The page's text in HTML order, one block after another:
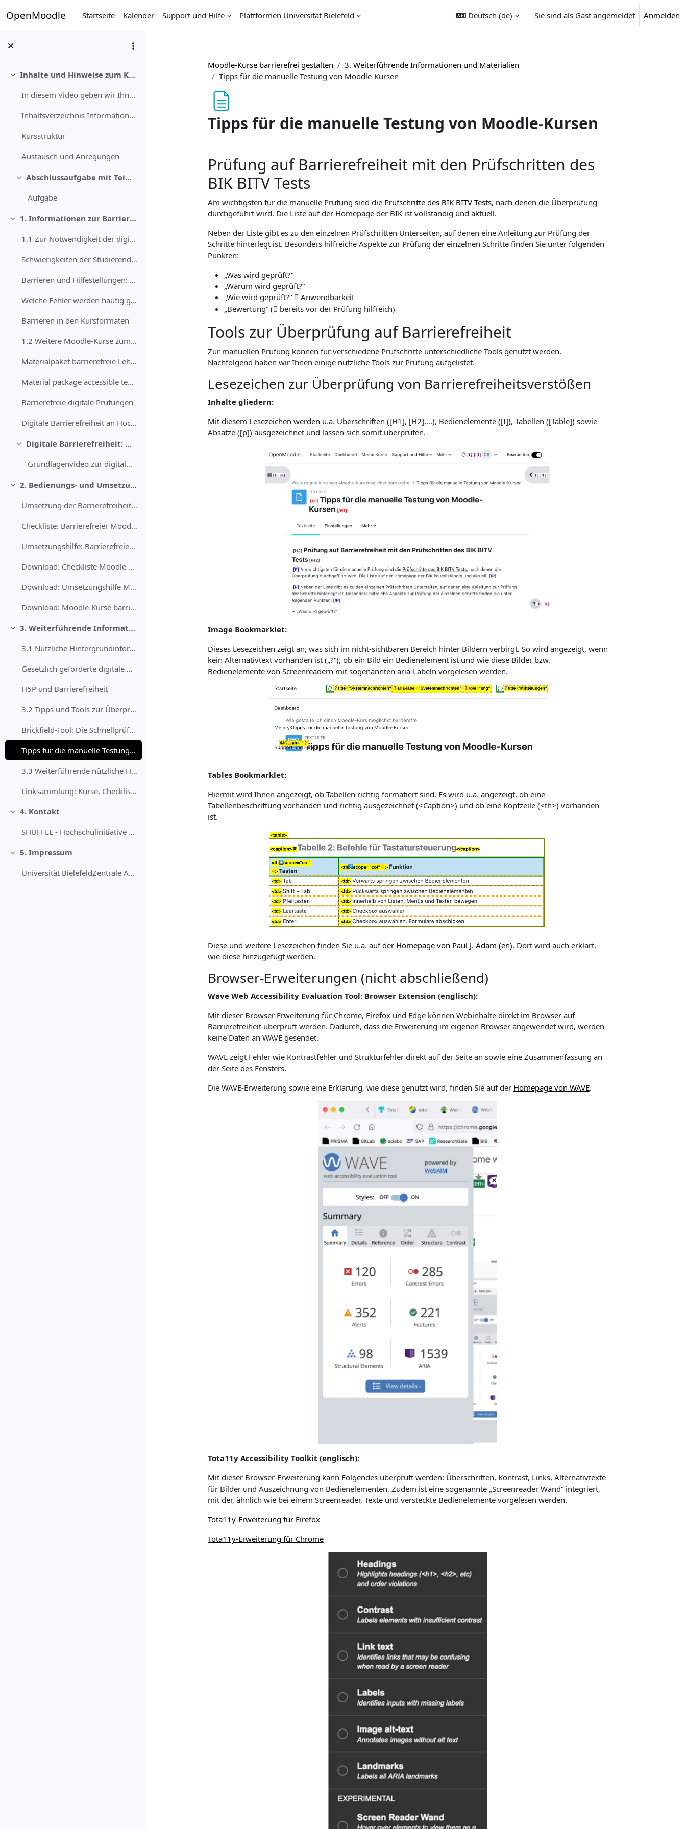
OpenMoodle Startseite Kalender Support und Hilfe Plattformen Universität Bielefeld Deutsch ‎(de)‎ Sie sind als Gast angemeldet Anmelden
Einklappen
Inhalte und Hinweise zum Kurs
In diesem Video geben wir Ihnen einen Überblick üb...
Inhaltsverzeichnis Informationen zur Barrierefreih...
Kursstruktur
Austausch und Anregungen
Einklappen
Abschlussaufgabe mit Teilnahmebescheinigung
Aufgabe
Einklappen
1. Informationen zur Barrierefreiheit in Moodle
1.1 Zur Notwendigkeit der digitalen Barrierefreihe...
Schwierigkeiten der Studierenden mit Moodle
Barrieren und Hilfestellungen: eine Auflistung von Beispielen
Welche Fehler werden häufig gemacht?
Barrieren in den Kursformaten
1.2 Weitere Moodle-Kurse zum Thema digitale Barrie...
Materialpaket barrierefreie Lehre
Material package accessible teaching
Barrierefreie digitale Prüfungen
Digitale Barrierefreiheit an Hochschulen
Einklappen
Digitale Barrierefreiheit: Grundlagen und Anwendungen im Hochschulkontext
Grundlagenvideo zur digitalen Barrierefreiheit
Einklappen
2. Bedienungs- und Umsetzungshilfen
Umsetzung der Barrierefreiheit in Moodle Obwohl Mo...
Checkliste: Barrierefreier Moodle-Kurs
Umsetzungshilfe: Barrierefreier Moodle-Kurs
Download: Checkliste Moodle barrierefrei (Word)
Download: Umsetzungshilfe Moodle barrierefrei (Word)
Download: Moodle-Kurse barrierefrei gestalten - eine Handreichung (PDF)
Einklappen
3. Weiterführende Informationen und Materialien
3.1 Nützliche Hintergrundinformationen In diesem K...
Gesetzlich geforderte digitale Barrierefreiheit
H5P und Barrierefreiheit
3.2 Tipps und Tools zur Überprüfung Über die imple...
Brickfield-Tool: Die Schnellprüfung des eigenen Kurses
Tipps für die manuelle Testung von Moodle-Kursen
3.3 Weiterführende nützliche Hinweise zur Gestaltu...
Linksammlung: Kurse, Checklisten, Leitfäden und Weiteres
Einklappen
4. Kontakt
SHUFFLE - Hochschulinitiative digitale Barrierefre...
Einklappen
5. Impressum
Universität BielefeldZentrale Anlaufstelle Barrier...
Moodle-Kurse barrierefrei gestalten
3. Weiterführende Informationen und Materialien
Tipps für die manuelle Testung von Moodle-Kursen
Tipps für die manuelle Testung von Moodle-Kursen
Prüfung auf Barrierefreiheit mit den Prüfschritten des
BIK BITV Tests
Am wichtigsten für die manuelle Prüfung sind die Prüfschritte des BIK BITV Tests, nach denen die Überprüfung
durchgeführt wird. Die Liste auf der Homepage der BIK ist vollständig und aktuell.
Neben der Liste gibt es zu den einzelnen Prüfschritten Unterseiten, auf denen eine Anleitung zur Prüfung der
Schritte hinterlegt ist. Besonders hilfreiche Aspekte zur Prüfung der einzelnen Schritte finden Sie unter folgenden
Punkten:
„Was wird geprüft?“
„Warum wird geprüft?“
„Wie wird geprüft?“  Anwendbarkeit
„Bewertung“ ( bereits vor der Prüfung hilfreich)
Tools zur Überprüfung auf Barrierefreiheit
Zur manuellen Prüfung können für verschiedene Prüfschritte unterschiedliche Tools genutzt werden.
Nachfolgend haben wir Ihnen einige nützliche Tools zur Prüfung aufgelistet.
Lesezeichen zur Überprüfung von Barrierefreiheitsverstößen
Inhalte gliedern:
Mit diesem Lesezeichen werden u.a. Überschriften ([H1], [H2],...), Bedienelemente ([I]), Tabellen ([Table]) sowie
Absätze ([p]) ausgezeichnet und lassen sich somit überprüfen.
Image Bookmarklet:
Dieses Lesezeichen zeigt an, was sich im nicht-sichtbaren Bereich hinter Bildern verbirgt. So wird angezeigt, wenn
kein Alternativtext vorhanden ist („?“), ob ein Bild ein Bedienelement ist und wie diese Bilder bzw.
Bedienelemente von Screenreadern mit sogenannten aria-Labeln vorgelesen werden.
Tables Bookmarklet:
Hiermit wird Ihnen angezeigt, ob Tabellen richtig formatiert sind. Es wird u.a. angezeigt, ob eine
Tabellenbeschriftung vorhanden und richtig ausgezeichnet (<Caption>) und ob eine Kopfzeile (<th>) vorhanden
ist.
Diese und weitere Lesezeichen finden Sie u.a. auf der Homepage von Paul J. Adam (en). Dort wird auch erklärt,
wie diese hinzugefügt werden.
Browser-Erweiterungen (nicht abschließend)
Wave Web Accessibility Evaluation Tool: Browser Extension (englisch):
Mit dieser Browser Erweiterung für Chrome, Firefox und Edge können Webinhalte direkt im Browser auf
Barrierefreiheit überprüft werden. Dadurch, dass die Erweiterung im eigenen Browser angewendet wird, werden
keine Daten an WAVE gesendet.
WAVE zeigt Fehler wie Kontrastfehler und Strukturfehler direkt auf der Seite an sowie eine Zusammenfassung an
der Seite des Fensters.
Die WAVE-Erweiterung sowie eine Erklärung, wie diese genutzt wird, finden Sie auf der Homepage von WAVE.
Tota11y Accessibility Toolkit (englisch):
Mit dieser Browser-Erweiterung kann Folgendes überprüft werden: Überschriften, Kontrast, Links, Alternativtexte
für Bilder und Auszeichnung von Bedienelementen. Zudem ist eine sogenannte „Screenreader Wand“ integriert,
mit der, ähnlich wie bei einem Screenreader, Texte und versteckte Bedienelemente vorgelesen werden.
Tota11y-Erweiterung für Firefox
Tota11y-Erweiterung für Chrome